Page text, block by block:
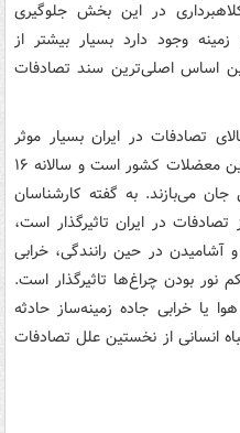
در این بخش جلوگیری
وجود دارد بسیار بیشتر از
اساس اصلی‌ترین سند تصادفات
تصادفات در ایران بسیار موثر
خواهد بود چرا که تصادفات از جدی‌ترین معضلات کشور است و سالانه ۱۶
جان می‌بازند. به گفته کارشناسان
در ایران تاثیرگذار است،
آشامیدن در حین رانندگی، خرابی
بودن چراغ‌ها تاثیرگذار است.
خرابی جاده زمینه‌ساز حادثه
انسانی از نخستین علل تصادفات